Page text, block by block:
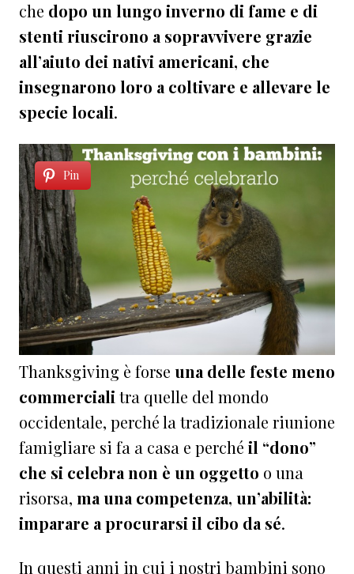
che dopo un lungo inverno di fame e di
stenti riuscirono a sopravvivere grazie
all’aiuto dei nativi americani, che
insegnarono loro a coltivare e allevare le
specie locali.
Pin
Thanksgiving è forse una delle feste meno
commerciali tra quelle del mondo
occidentale, perché la tradizionale riunione
famigliare si fa a casa e perché il “dono”
che si celebra non è un oggetto o una
risorsa, ma una competenza, un’abilità:
imparare a procurarsi il cibo da sé.
In questi anni in cui i nostri bambini sono